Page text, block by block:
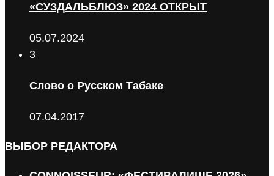
«СУЗДАЛЬБЛЮЗ» 2024 ОТКРЫТ
05.07.2024
3
Слово о Русском Табаке
07.04.2017
ВЫБОР РЕДАКТОРА